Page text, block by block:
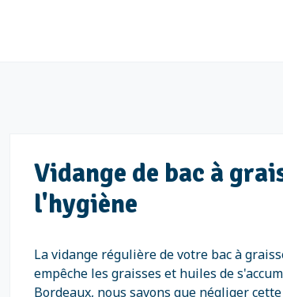
Vidange de bac à
l'hygiène
La vidange régulière de votre bac à
empêche les graisses et huiles de
Bordeaux, nous savons que négliger